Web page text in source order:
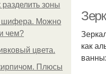
разделить зоны
шифера. Можно
чем?
цвета.
Плюсы
как